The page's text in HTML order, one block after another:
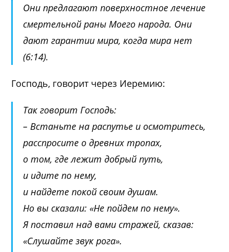
Они предлагают поверхностное лечение
смертельной раны Моего народа. Они
дают гарантии мира, когда мира нет
(6:14).
Господь, говорит через Иеремию:
Так говорит Господь:
– Встаньте на распутье и осмотритесь,
расспросите о древних тропах,
о том, где лежит добрый путь,
и идите по нему,
и найдете покой своим душам.
Но вы сказали: «Не пойдем по нему».
Я поставил над вами стражей, сказав:
«Слушайте звук рога».